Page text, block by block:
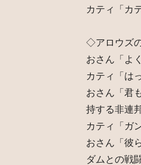
カティ「カ
◇アロウズ
おさん「よ
カティ「はっ
おさん「君
持する非連
カティ「ガ
おさん「彼
ダムとの戦